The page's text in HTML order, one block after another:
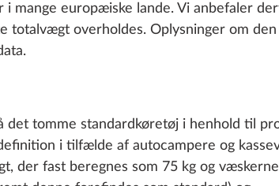
mange europæiske lande. Vi anbefaler
totalvægt overholdes. Oplysninger om
tomme standardkøretøj i henhold til
i tilfælde af autocampere og
der fast beregnes som 75 kg og